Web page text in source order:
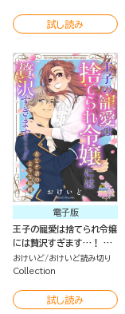
試し読み
電子版
王子の寵愛は捨てられ令嬢
には贅沢すぎます…！ お
とぎ話のような結婚（単話
版）
おけいど おけいど読み切り
Collection
試し読み